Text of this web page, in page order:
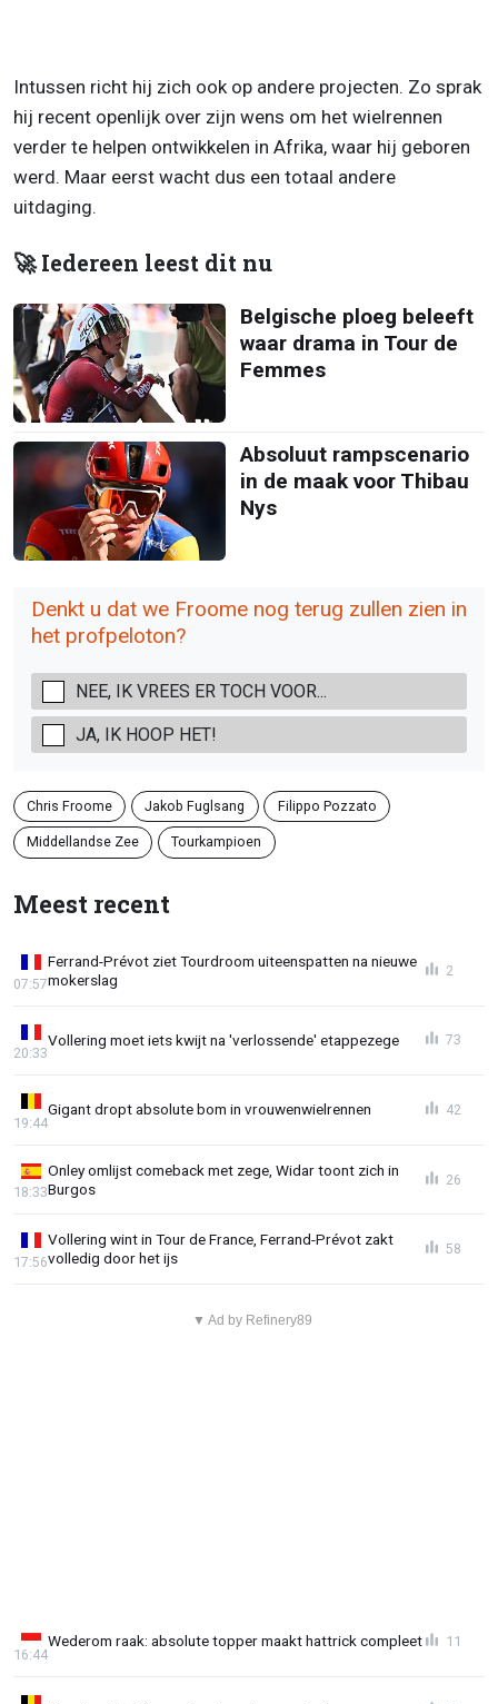
Intussen richt hij zich ook op andere projecten. Zo sprak
hij recent openlijk over zijn wens om het wielrennen
verder te helpen ontwikkelen in Afrika, waar hij geboren
werd. Maar eerst wacht dus een totaal andere
uitdaging.
🚀 Iedereen leest dit nu
Belgische ploeg beleeft
waar drama in Tour de
Femmes
Absoluut rampscenario
in de maak voor Thibau
Nys
Denkt u dat we Froome nog terug zullen zien in
het profpeloton?
NEE, IK VREES ER TOCH VOOR...
JA, IK HOOP HET!
Chris Froome Jakob Fuglsang Filippo Pozzato
Middellandse Zee Tourkampioen
Meest recent
Ferrand-Prévot ziet Tourdroom uiteenspatten na nieuwe
mokerslag
07:57
2
Vollering moet iets kwijt na 'verlossende' etappezege
20:33
73
Gigant dropt absolute bom in vrouwenwielrennen
19:44
42
Onley omlijst comeback met zege, Widar toont zich in
Burgos
18:33
26
Vollering wint in Tour de France, Ferrand-Prévot zakt
volledig door het ijs
17:56
58
▼ Ad by Refinery89
Wederom raak: absolute topper maakt hattrick compleet
16:44
11